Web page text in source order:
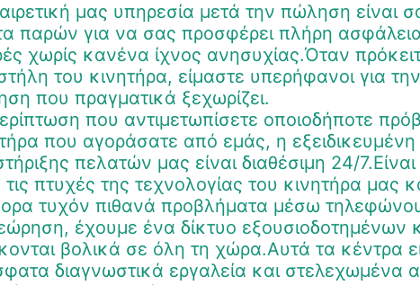
μας υπηρεσία μετά την πώληση είναι
παρών για να σας προσφέρει πλήρη
χωρίς κανένα ίχνος ανησυχίας.Όταν
του κινητήρα, είμαστε υπερήφανοι για
που πραγματικά ξεχωρίζει.
που αντιμετωπίσετε οποιοδήποτε
που αγοράσατε από εμάς, η
πελατών μας είναι διαθέσιμη 24/
τις πτυχές της τεχνολογίας του κινητήρα μας
τυχόν πιθανά προβλήματα μέσω
έχουμε ένα δίκτυο
βολικά σε όλη τη χώρα.Αυτά τα κέντρα
διαγνωστικά εργαλεία και στελεχωμένα